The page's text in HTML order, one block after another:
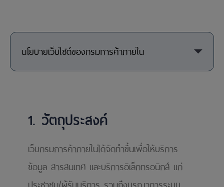
นโยบายเว็บไซต์ของกรมการค้าภายใน
1. วัตถุประสงค์
เว็บกรมการค้าภายในได้จัดทำขึ้นเพื่อให้บริการ
ข้อมูล สารสนเทศ และบริการอิเล็กทรอนิกส์ แก่